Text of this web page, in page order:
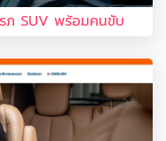
ภ SUV พร้อมคนขับ